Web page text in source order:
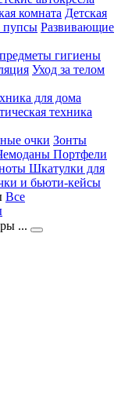
комната Детская
пупсы Развивающие
гигиены
Уход за телом
для дома
техника
очки Зонты
Портфели
Шкатулки для
и бьюти-кейсы
Все
...